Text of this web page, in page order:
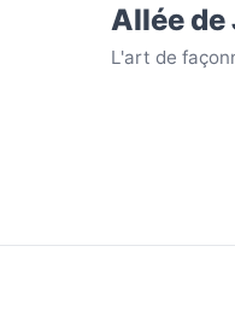
Allée de
L'art de